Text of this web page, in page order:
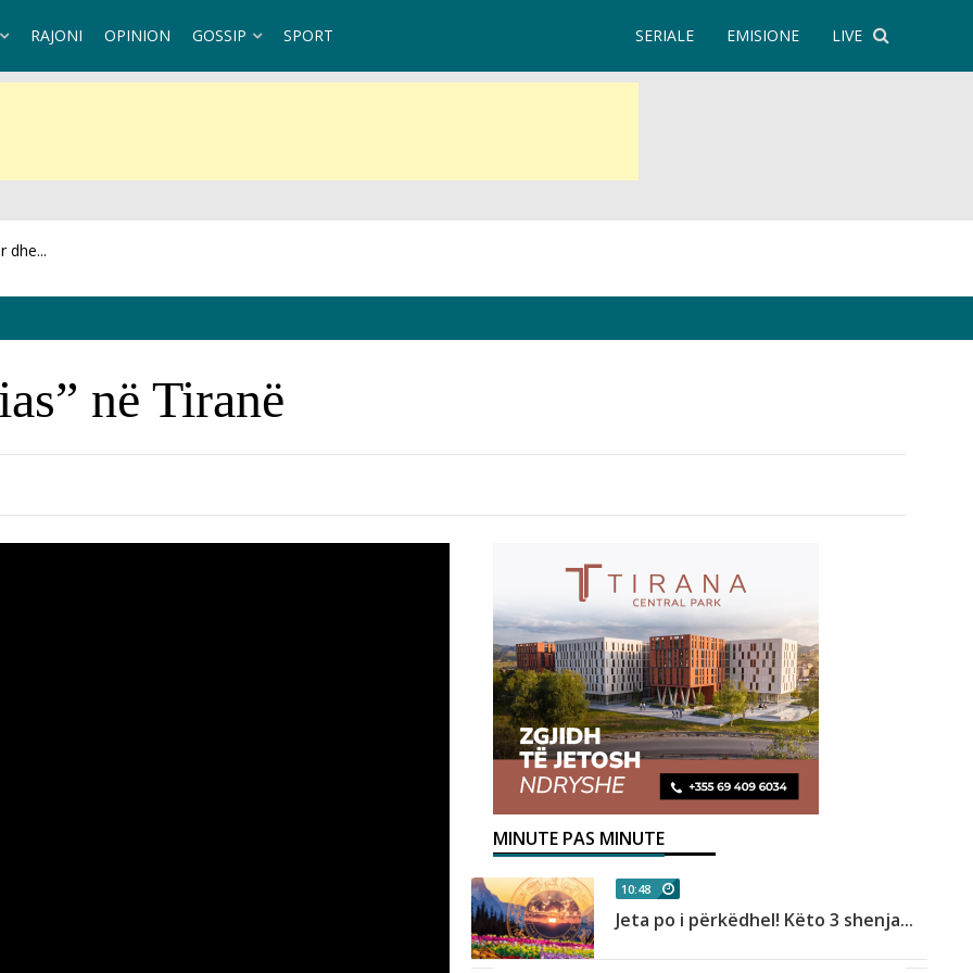
RAJONI OPINION GOSSIP SPORT LIVE
EMISIONE
SERIALE
se...
në Tiranë
MINUTE PAS MINUTE
10:48
Jeta po i përkëdhel! Këto 3 shenja...